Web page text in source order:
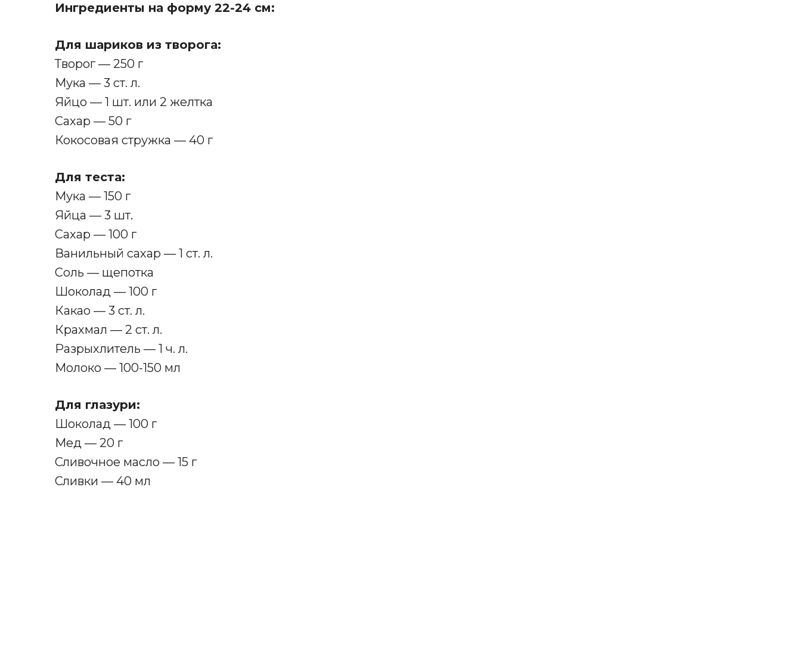
Ингредиенты на форму 22-24 см:
Для шариков из творога:
Творог — 250 г
Мука — 3 ст. л.
Яйцо — 1 шт. или 2 желтка
Сахар — 50 г
Кокосовая стружка — 40 г
Для теста:
Мука — 150 г
Яйца — 3 шт.
Сахар — 100 г
Ванильный сахар — 1 ст. л.
Соль — щепотка
Шоколад — 100 г
Какао — 3 ст. л.
Крахмал — 2 ст. л.
Разрыхлитель — 1 ч. л.
Молоко — 100-150 мл
Для глазури:
Шоколад — 100 г
Мед — 20 г
Сливочное масло — 15 г
Сливки — 40 мл